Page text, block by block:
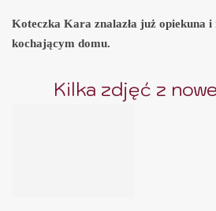
Koteczka Kara znalazła już opiekuna i
kochającym domu.
Kilka zdjęć z